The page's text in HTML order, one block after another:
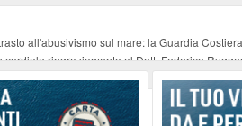
all'abusivismo sul mare: la Guardia
cordiale ringraziamento al Dott. Federico
all'Elba: riaffiora una testimonianza
dei bordi stradali -07-08-2026
interessati dal nuovo piano dell'Autorità